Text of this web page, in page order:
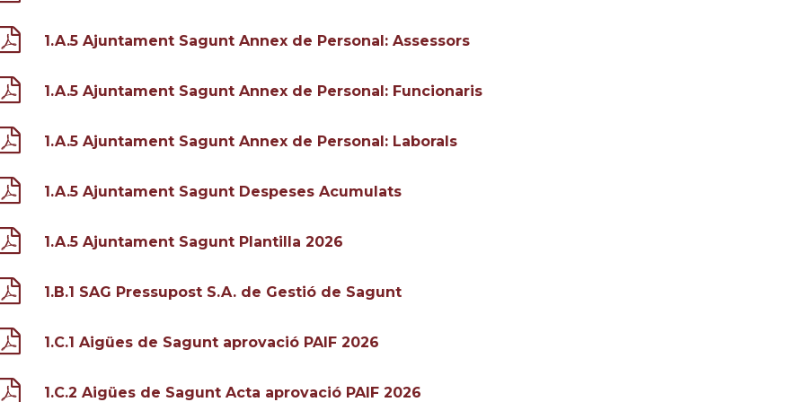
1.A.5 Ajuntament Sagunt Annex de Personal: Assessors
1.A.5 Ajuntament Sagunt Annex de Personal: Funcionaris
1.A.5 Ajuntament Sagunt Annex de Personal: Laborals
1.A.5 Ajuntament Sagunt Despeses Acumulats
1.A.5 Ajuntament Sagunt Plantilla 2026
1.B.1 SAG Pressupost S.A. de Gestió de Sagunt
1.C.1 Aigües de Sagunt aprovació PAIF 2026
1.C.2 Aigües de Sagunt Acta aprovació PAIF 2026